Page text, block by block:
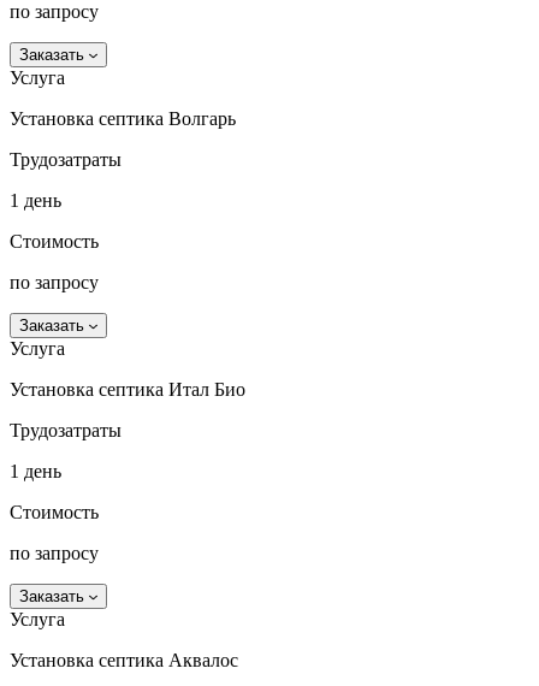
по запросу
Заказать
Услуга
Установка септика Волгарь
Трудозатраты
1 день
Стоимость
по запросу
Заказать
Услуга
Установка септика Итал Био
Трудозатраты
1 день
Стоимость
по запросу
Заказать
Услуга
Установка септика Аквалос